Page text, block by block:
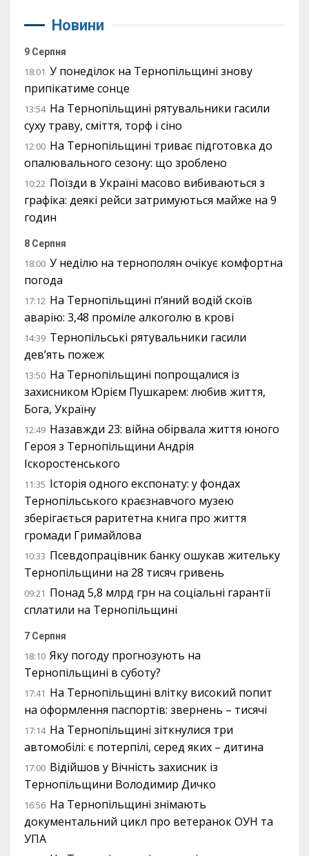
Новини
9 Серпня
18:01 У понеділок на Тернопільщині знову
припікатиме сонце
13:54 На Тернопільщині рятувальники гасили
суху траву, сміття, торф і сіно
12:00 На Тернопільщині триває підготовка до
опалювального сезону: що зроблено
10:22 Поїзди в Україні масово вибиваються з
графіка: деякі рейси затримуються майже на 9
годин
8 Серпня
18:00 У неділю на тернополян очікує комфортна
погода
17:12 На Тернопільщині п’яний водій скоїв
аварію: 3,48 проміле алкоголю в крові
14:39 Тернопільські рятувальники гасили
дев’ять пожеж
13:50 На Тернопільщині попрощалися із
захисником Юрієм Пушкарем: любив життя,
Бога, Україну
12:49 Назавжди 23: війна обірвала життя юного
Героя з Тернопільщини Андрія
Іскоростенського
11:35 Історія одного експонату: у фондах
Тернопільського краєзнавчого музею
зберігається раритетна книга про життя
громади Гримайлова
10:33 Псевдопрацівник банку ошукав жительку
Тернопільщини на 28 тисяч гривень
09:21 Понад 5,8 млрд грн на соціальні гарантії
сплатили на Тернопільщині
7 Серпня
18:10 Яку погоду прогнозують на
Тернопільщині в суботу?
17:41 На Тернопільщині влітку високий попит
на оформлення паспортів: звернень – тисячі
17:14 На Тернопільщині зіткнулися три
автомобілі: є потерпілі, серед яких – дитина
17:00 Відійшов у Вічність захисник із
Тернопільщини Володимир Дичко
16:56 На Тернопільщині знімають
документальний цикл про ветеранок ОУН та
УПА